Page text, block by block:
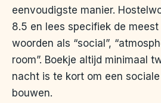
eenvoudigste manier.
8.5 en lees specifiek de
woorden als “social”,
room”. Boekje altijd minimaal
nacht is te kort om een
bouwen.